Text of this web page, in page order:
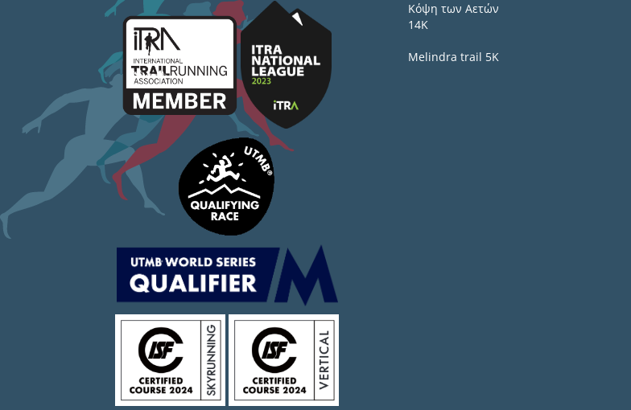
Κόψη των Αετών
14Κ
Melindra trail 5Κ